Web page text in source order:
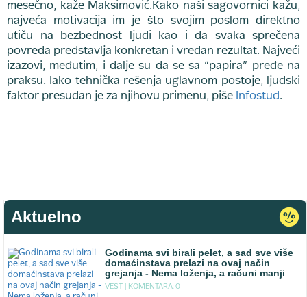
mesečno, kaže Maksimović.Kako naši sagovornici kažu,
najveća motivacija im je što svojim poslom direktno
utiču na bezbednost ljudi kao i da svaka sprečena
povreda predstavlja konkretan i vredan rezultat. Najveći
izazovi, međutim, i dalje su da se sa “papira” pređe na
praksu. Iako tehnička rešenja uglavnom postoje, ljudski
faktor presudan je za njihovu primenu, piše Infostud.
Aktuelno
Godinama svi birali pelet, a sad sve više
domaćinstava prelazi na ovaj način
grejanja - Nema loženja, a računi manji
VEST | KOMENTARA: 0